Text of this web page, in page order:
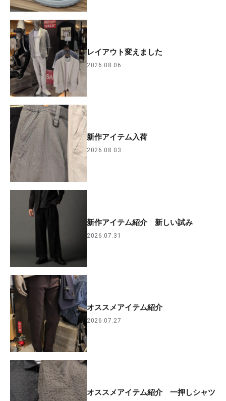
レイアウト変えました
2026.08.06
新作アイテム入荷
2026.08.03
新作アイテム紹介 新しい試み
2026.07.31
オススメアイテム紹介
2026.07.27
オススメアイテム紹介 一押しシャツ